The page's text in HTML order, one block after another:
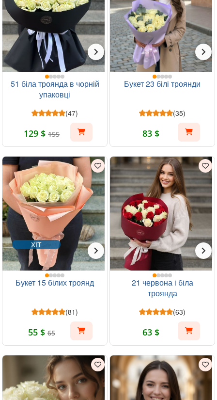
51 біла троянда в чорній
упаковці
(47)
129 $ 155
Букет 23 білі троянди
(35)
83 $
ХІТ
Букет 15 білих троянд
(81)
55 $ 65
21 червона і біла
троянда
(63)
63 $